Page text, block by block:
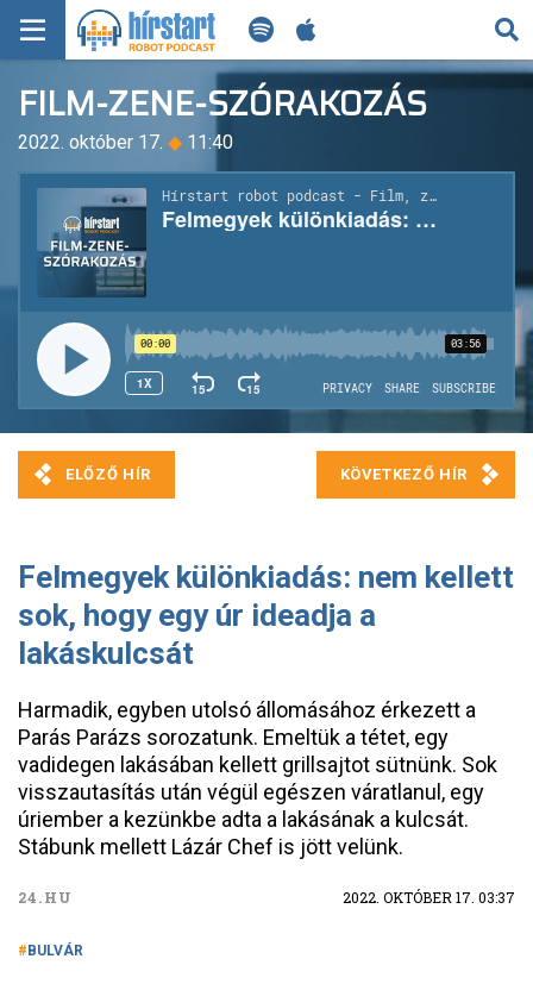
KERESÉS
KEZDŐLAP
FRISS HÍREK
TECH HÍREK
FILM-ZENE-SZÓRAKOZÁS
PLAYLIST
MI AZ A ROBOT PODCAST?
FILM-ZENE-SZÓRAKOZÁS
2022. október 17. ◆ 11:40
Felmegyek különkiadás: nem kellett
sok, hogy egy úr ideadja a
lakáskulcsát
Harmadik, egyben utolsó állomásához érkezett a
Parás Parázs sorozatunk. Emeltük a tétet, egy
vadidegen lakásában kellett grillsajtot sütnünk. Sok
visszautasítás után végül egészen váratlanul, egy
úriember a kezünkbe adta a lakásának a kulcsát.
Stábunk mellett Lázár Chef is jött velünk.
24.HU 2022. OKTÓBER 17. 03:37
BULVÁR